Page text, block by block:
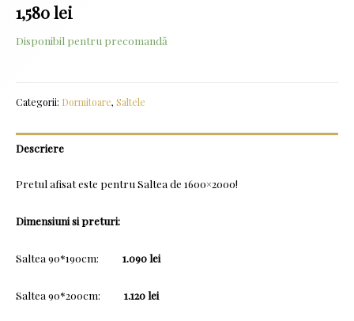
1,580lei
Disponibil pentru precomandă
Categorii: Dormitoare, Saltele
Descriere
Pretul afisat este pentru Saltea de 1600×2000!
Dimensiuni si preturi:
Saltea 90*190cm: 1.090 lei
Saltea 90*200cm: 1.120 lei